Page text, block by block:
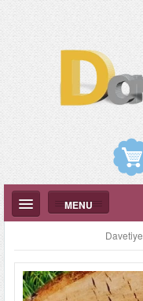
MENU
DÜĞÜN DAVETIYELERI
Davetiye